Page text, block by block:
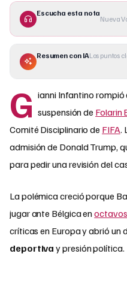
Escucha esta nota
Nueva
Resumen con IALos puntos
G ianni Infantino rompió
suspensión de Folarin
Comité Disciplinario de FIFA.
admisión de Donald Trump,
para pedir una revisión del
La polémica creció porque
jugar ante Bélgica en
críticas en Europa y abrió un
deportiva y presión política.